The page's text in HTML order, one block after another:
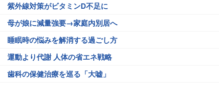
紫外線対策がビタミンD不足に
母が娘に減量強要→家庭内別居へ
睡眠時の悩みを解消する過ごし方
運動より代謝 人体の省エネ戦略
歯科の保健治療を巡る「大嘘」